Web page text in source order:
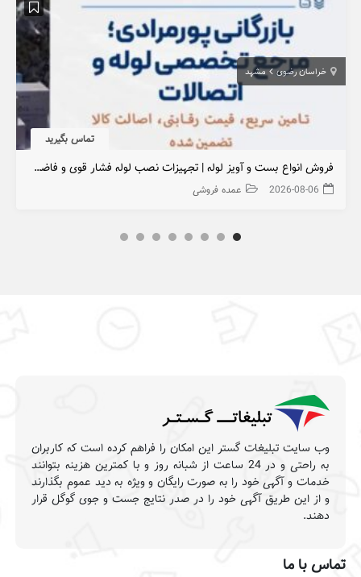
خراسان رضوی مشهد
تماس بگیرید
فروش انواع بست و آویز لوله | تجهیزات نصب لوله فشار قوی و فاضلابی | بازرگانی پورمرادی
2026-08-06 عمده فروشی
وب سایت تبلیغات گستر این امکان را فراهم کرده است که کاربران
به راحتی و در 24 ساعت از شبانه روز و با کمترین هزینه بتوانند
خدمات و آگهی خود را به صورت رایگان و ویژه به دید عموم بگذارند
و از این طریق آگهی خود را در صدر نتایج جست و جوی گوگل قرار
دهند.
تماس با ما